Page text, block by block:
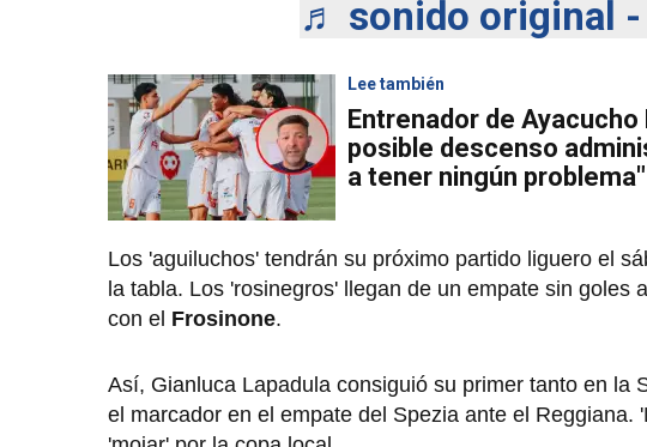
♬ sonido original -
Lee también
Entrenador de Ayacucho
posible descenso
a tener ningún problema"
Los 'aguiluchos' tendrán su próximo partido liguero el
la tabla. Los 'rosinegros' llegan de un empate sin goles
con el Frosinone.
Así, Gianluca Lapadula consiguió su primer tanto en la
el marcador en el empate del Spezia ante el